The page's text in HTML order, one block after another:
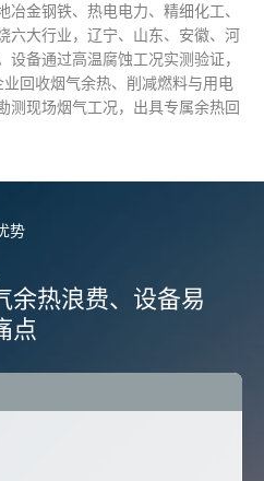
金钢铁、热电电力、精细化工、
六大行业，辽宁、山东、安徽、河
备通过高温腐蚀工况实测验证，
回收烟气余热、削减燃料与用电
测现场烟气工况，出具专属余热回
势
余热浪费、设备易
点